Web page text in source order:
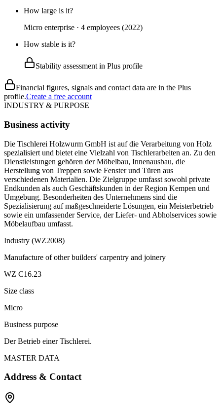
How large is it?
Micro enterprise · 4 employees (2022)
How stable is it?
Stability assessment in Plus profile
Financial figures, signals and contact data are in the Plus
profile.Create a free account
INDUSTRY & PURPOSE
Business activity
Die Tischlerei Holzwurm GmbH ist auf die Verarbeitung von Holz
spezialisiert und bietet eine Vielzahl von Tischlerarbeiten an. Zu den
Dienstleistungen gehören der Möbelbau, Innenausbau, die
Herstellung von Treppen sowie Fenster und Türen aus
verschiedenen Materialien. Die Zielgruppe umfasst sowohl private
Endkunden als auch Geschäftskunden in der Region Kempen und
Umgebung. Besonderheiten des Unternehmens sind die
Spezialisierung auf maßgeschneiderte Lösungen, ein Meisterbetrieb
sowie ein umfassender Service, der Liefer- und Abholservices sowie
Möbelaufbau umfasst.
Industry (WZ2008)
Manufacture of other builders' carpentry and joinery
WZ C16.23
Size class
Micro
Business purpose
Der Betrieb einer Tischlerei.
MASTER DATA
Address & Contact